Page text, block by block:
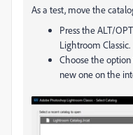
As a test, move the
Press the ALT/
Lightroom Classic.
Choose the
new one on the